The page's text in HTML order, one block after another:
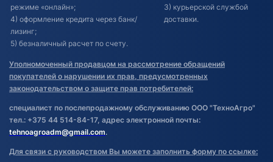
режиме «онлайн»;
4) оформление кредита через банк/
лизинг;
5) безналичный расчет по счету.
3) курьерской службой
доставки.
Уполномоченный продавцом на рассмотрение обращений
покупателей о нарушении их прав, предусмотренных
законодательством о защите прав потребителей:
специалист по послепродажному обслуживанию ООО "ТехноАгро"
тел.: +375 44 514-84-17, адрес электронной почты:
tehnoagroadm@gmail.com.
Для связи с руководством Вы можете заполнить форму по ссылке: